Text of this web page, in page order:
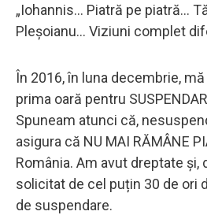
„Iohannis... Piatră pe piatră...
Pleșoianu... Viziuni complet
În 2016, în luna decembrie,
prima oară pentru
Spuneam atunci că,
asigura că NU MAI RĂMÂNE
România. Am avut dreptate și,
solicitat de cel puțin 30 de ori
de suspendare.